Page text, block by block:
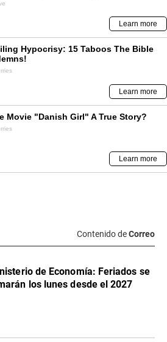
Contenido deCorreo
de Economía: Feriados se
los lunes desde el 2027